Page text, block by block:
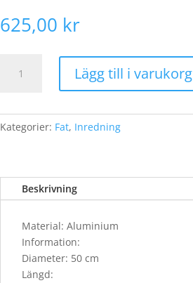
625,00 kr
mängd
Lägg till i varukorg
Kategorier: Fat, Inredning
Beskrivning
Material: Aluminium
Information:
Diameter: 50 cm
Längd: